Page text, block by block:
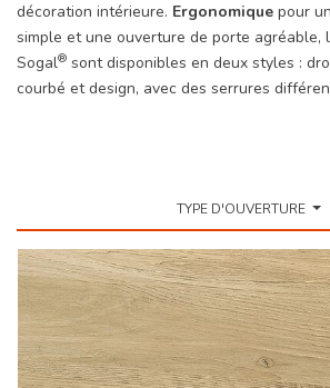
décoration intérieure. Ergonomique pour
simple et une ouverture de porte agréable,
Sogal® sont disponibles en deux styles :
courbé et design, avec des serrures
TYPE D'OUVERTURE